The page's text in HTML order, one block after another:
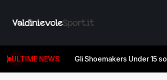
ULTIME NEWS Gli Shoemakers Under 15